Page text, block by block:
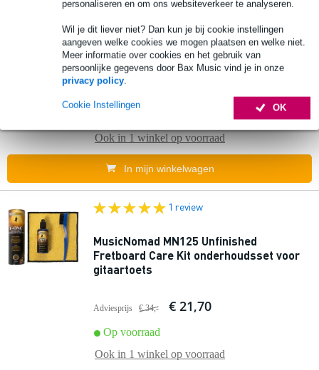
personaliseren en om ons websiteverkeer te analyseren.
Wil je dit liever niet? Dan kun je bij cookie instellingen
aangeven welke cookies we mogen plaatsen en welke niet.
Meer informatie over cookies en het gebruik van
persoonlijke gegevens door Bax Music vind je in onze
privacy policy.
OK
Cookie Instellingen
2 reviews
Dunlop NC65 System 65 Neck Cradle
verstelbare halssteun
Ook in1 winkelop voorraad
In mijn winkelwagen
1 review
MusicNomad MN125 Unfinished
Fretboard Care Kit onderhoudsset voor
gitaartoets
Adviesprijs € 34,- € 21,70
Op voorraad
Ook in 1 winkel op voorraad